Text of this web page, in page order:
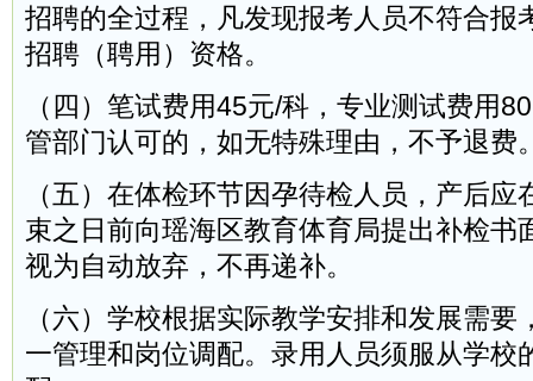
招聘的全过程，凡发现报考人员不符合报
招聘（聘用）资格。
（四）笔试费用45元/科，专业测试费用
管部门认可的，如无特殊理由，不予退费
（五）在体检环节因孕待检人员，产后
束之日前向瑶海区教育体育局提出补检书
视为自动放弃，不再递补。
（六）学校根据实际教学安排和发展需
一管理和岗位调配。录用人员须服从学校